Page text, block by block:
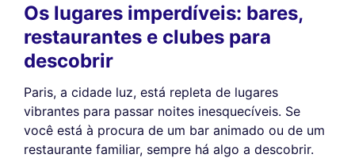
Os lugares imperdíveis: bares,
restaurantes e clubes para
descobrir
Paris, a cidade luz, está repleta de lugares
vibrantes para passar noites inesquecíveis. Se
você está à procura de um bar animado ou de um
restaurante familiar, sempre há algo a descobrir.